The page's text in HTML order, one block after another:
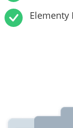
Elementy